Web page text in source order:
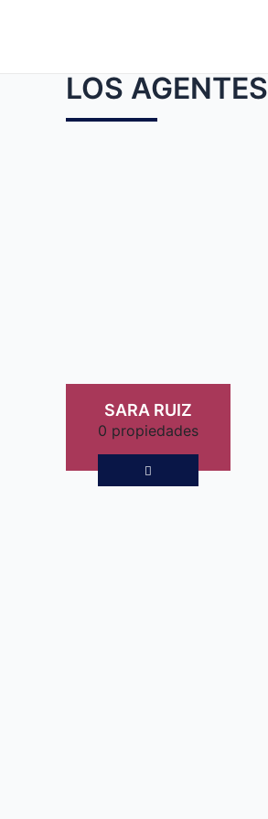
LOS AGENTES
SARA RUIZ
0 propiedades